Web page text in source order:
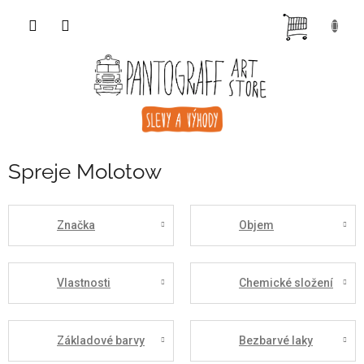
Spreje Molotow
Značka Objem
Vlastnosti Chemické složení
Základové barvy Bezbarvé laky